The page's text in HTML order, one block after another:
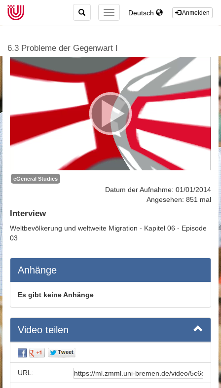
Anmelden
Deutsch
TOGGLE
NAVIGATION
TOGGLE
SEARCH
6.3 Probleme der Gegenwart I
eGeneral Studies
Datum der Aufnahme: 01/01/2014
Angesehen: 851 mal
Interview
Weltbevölkerung und weltweite Migration - Kapitel 06 - Episode
03
Anhänge
Es gibt keine Anhänge
Video teilen
URL: